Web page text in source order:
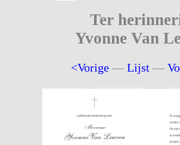
Ter
Yvonne Van
<Vorige —Lijst —